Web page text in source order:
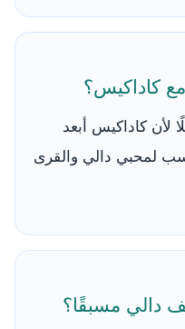
كاداكيس؟
لأن كاداكيس أبعد
لمحبي دالي والقرى
دالي مسبقًا؟